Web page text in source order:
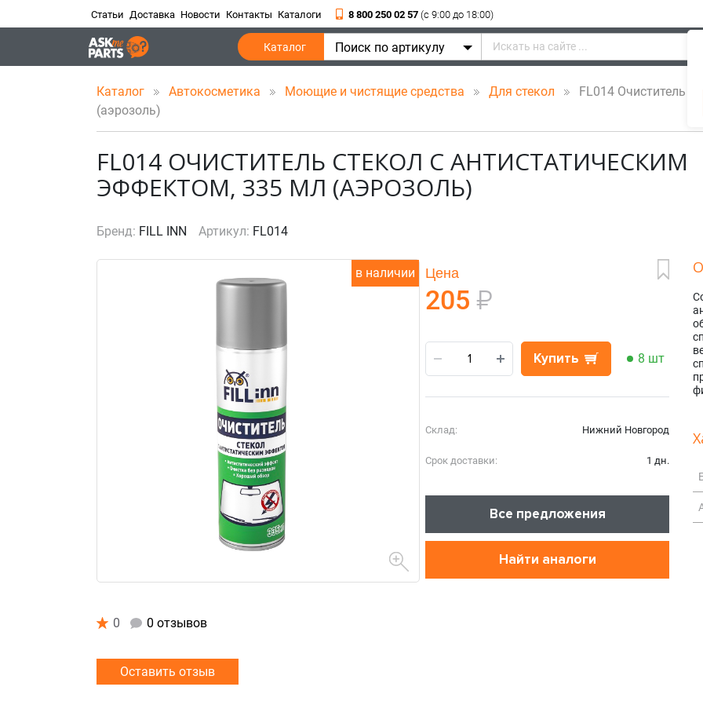
Статьи Доставка Новости Контакты Каталоги 8 800 250 02 57 (c 9:00 до 18:00)
Каталог Поиск по артикулу
Каталог Автокосметика Моющие и чистящие средства Для стекол
FL014 Очиститель
(аэрозоль)
FL014 ОЧИСТИТЕЛЬ СТЕКОЛ С АНТИСТАТИЧЕСКИМ
ЭФФЕКТОМ, 335 МЛ (АЭРОЗОЛЬ)
Бренд: FILL INN Артикул: FL014
в наличии Цена
205 ₽
Купить 8 шт
Склад: Нижний Новгород
Срок доставки: 1 дн.
Все предложения
Найти аналоги
0 0 отзывов
Оставить отзыв